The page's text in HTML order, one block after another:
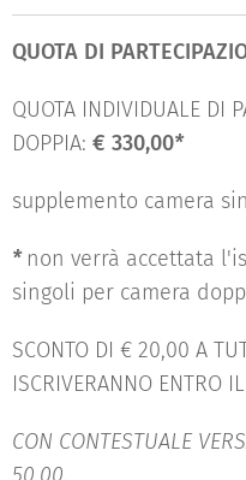
QUOTA DI
QUOTA INDIVIDUALE DI
DOPPIA: € 330,00*
supplemento camera
* non verrà accettata
singoli per camera
SCONTO DI € 20,00 A
ISCRIVERANNO ENTRO
CON CONTESTUALE